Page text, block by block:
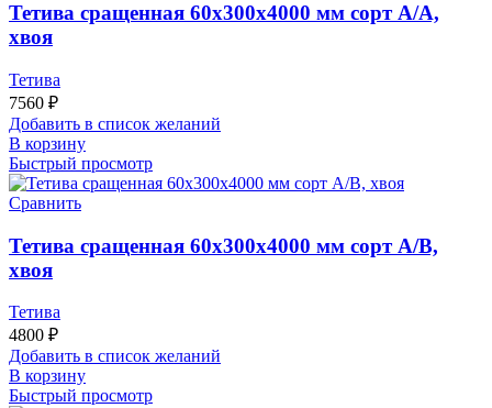
Тетива сращенная 60х300х4000 мм сорт А/А,
хвоя
Тетива
7560 ₽
Добавить в список желаний
В корзину
Быстрый просмотр
Сравнить
Тетива сращенная 60х300х4000 мм сорт А/В,
хвоя
Тетива
4800 ₽
Добавить в список желаний
В корзину
Быстрый просмотр